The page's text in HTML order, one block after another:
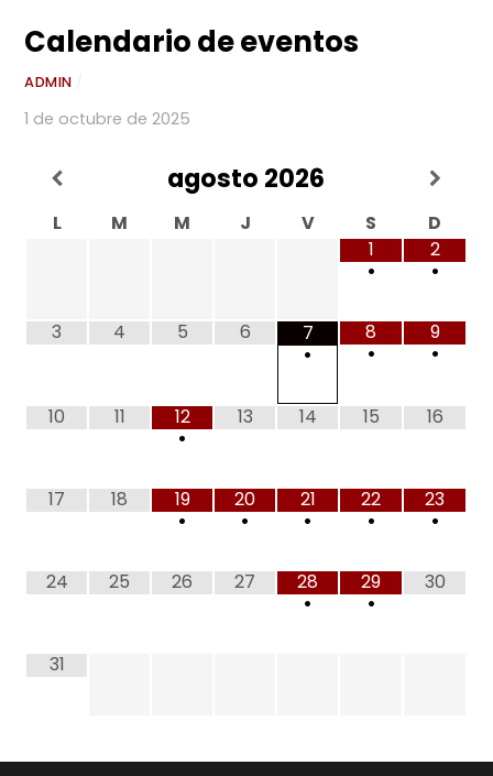
Calendario de eventos
ADMIN
1 de octubre de 2025
agosto 2026
L M M J V S
D
1
•
2
•
3 4 5 6
7
•
8
•
9
•
10 11
12
•
13 14 15 16
17 18
19
•
20
•
21
•
22
•
23
•
24 25 26 27
28
•
29
•
30
31